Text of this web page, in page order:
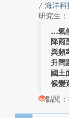
/ 海洋科
研究生
氣
降雨
與頻
升問
國土
候變
點閱